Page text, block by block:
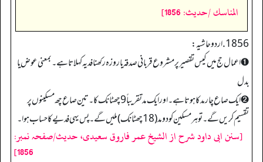
المناسك /حدیث: 1856]
1856. اردو حاشیہ:
➊ اعمال حج میں کیس تقصیر پرمشروع قربانی صدقہ یا روزہ رکھنا فدیہ کہلاتا ہے۔بمعنی عوض یا
بدل
➋ ایک صاع چار مد کا ہوتا ہے۔اور ایک مد تقریباً 9 چھٹانک کا۔تین صاع چھ مسکینوں پر
تقسیم کریں گے۔تو ہر مسکین کو دو مد (18چھٹا نک) ملیں گے۔ پس یہی فدیے کا حساب ہوا۔
[سنن ابی داود شرح از الشیخ عمر فاروق سعیدی، حدیث/صفحہ نمبر:
1856]